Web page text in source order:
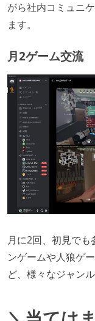
がら社内コミュニ
ます。
月2ゲーム交流
月に2回、初見で
ンゲームや人狼ゲ
ど、様々なジャン